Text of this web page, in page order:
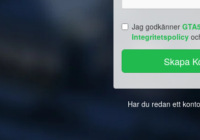
Jag godkänner
Integritetspolicy
Har du redan ett